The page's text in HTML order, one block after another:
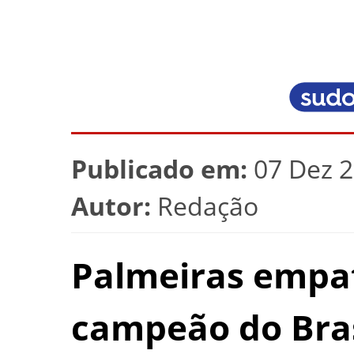
Publicado em: 07 Dez
Autor: Redação
Palmeiras
campeão do